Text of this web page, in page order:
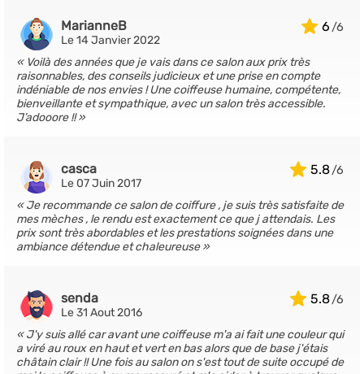
6
MarianneB
Le 14 Janvier 2022
Voilà des années que je vais dans ce salon aux prix très
raisonnables, des conseils judicieux et une prise en compte
indéniable de nos envies ! Une coiffeuse humaine, compétente,
bienveillante et sympathique, avec un salon très accessible.
J’adooore !!
5.8
casca
Le 07 Juin 2017
Je recommande ce salon de coiffure , je suis très satisfaite de
mes mèches , le rendu est exactement ce que j attendais. Les
prix sont très abordables et les prestations soignées dans une
ambiance détendue et chaleureuse
5.8
senda
Le 31 Aout 2016
J'y suis allé car avant une coiffeuse m'a ai fait une couleur qui
a viré au roux en haut et vert en bas alors que de base j'étais
châtain clair !! Une fois au salon on s'est tout de suite occupé de